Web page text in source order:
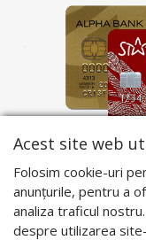
Acest site web
Folosim cookie-uri
anunțurile, pentru a
analiza traficul
despre utilizarea